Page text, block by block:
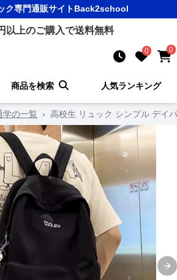
ク専門通販サイトBack2school
以上のご購入で送料無料
0 0
商品を検索 人気ランキング
学の一覧 › 高校生 リュック シンプル デイ